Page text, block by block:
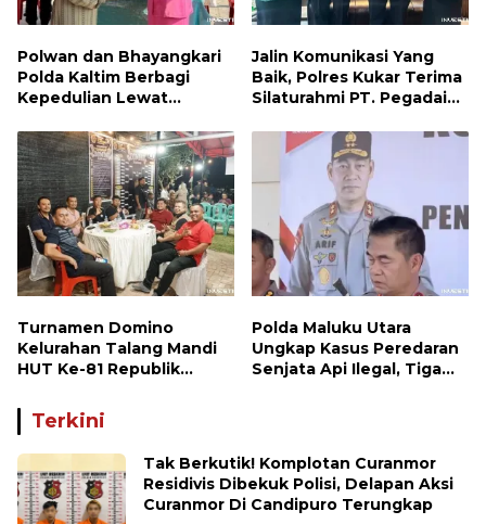
Polwan dan Bhayangkari
Polda Kaltim Berbagi
Kepedulian Lewat
Sosial kepada Warga
Jalin Komunikasi Yang
Baik, Polres Kukar Terima
Silaturahmi PT. Pegadaian
Turnamen Domino
Kelurahan Talang Mandi
HUT Ke-81 Republik
Polda Maluku Utara
Ungkap Kasus Peredaran
Senjata Api Ilegal, Tiga
Terkini
Tak Berkutik! Komplotan Curanmor
Residivis Dibekuk Polisi, Delapan Aksi
Curanmor Di Candipuro Terungkap